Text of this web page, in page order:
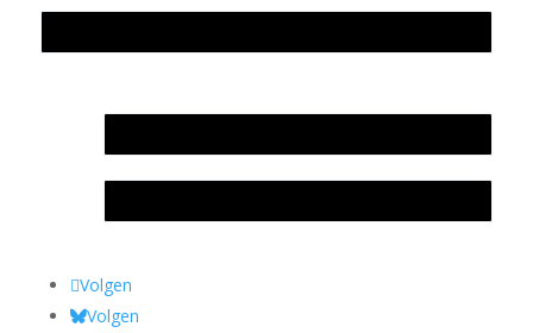
Volgen
Volgen